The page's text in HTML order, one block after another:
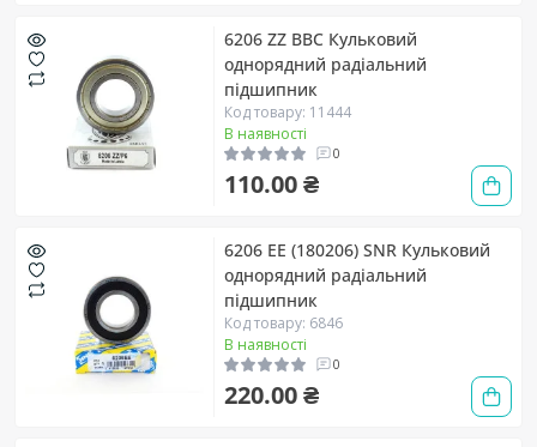
6206 ZZ BBC Кульковий
однорядний радіальний
підшипник
Код товару: 11444
В наявності
0
110.00 ₴
6206 EE (180206) SNR Кульковий
однорядний радіальний
підшипник
Код товару: 6846
В наявності
0
220.00 ₴